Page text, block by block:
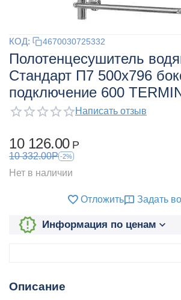
КОД: 4670030725332
Полотенцесушитель
Стандарт П7 500х796
подключение 600
Написать отзыв
10 126.00 Р
10 332.00Р -2%
Нет в наличии
Отложить Задать
Информация по ценам
Описание